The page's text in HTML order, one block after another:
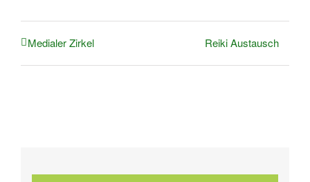
Medialer Zirkel Reiki Austausch